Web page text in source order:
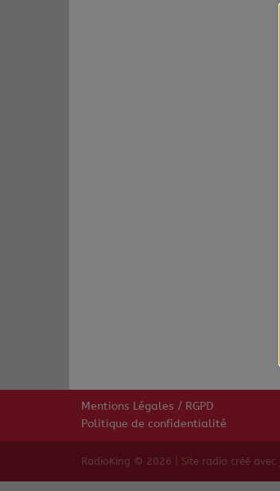
Mentions Légales / RGPD
Politique de confidentialité
RadioKing © 2026 | Site radio créé avec